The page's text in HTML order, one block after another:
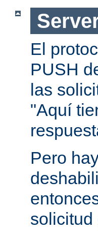
El
PUSH
las
"Aquí
Pero
solicitud